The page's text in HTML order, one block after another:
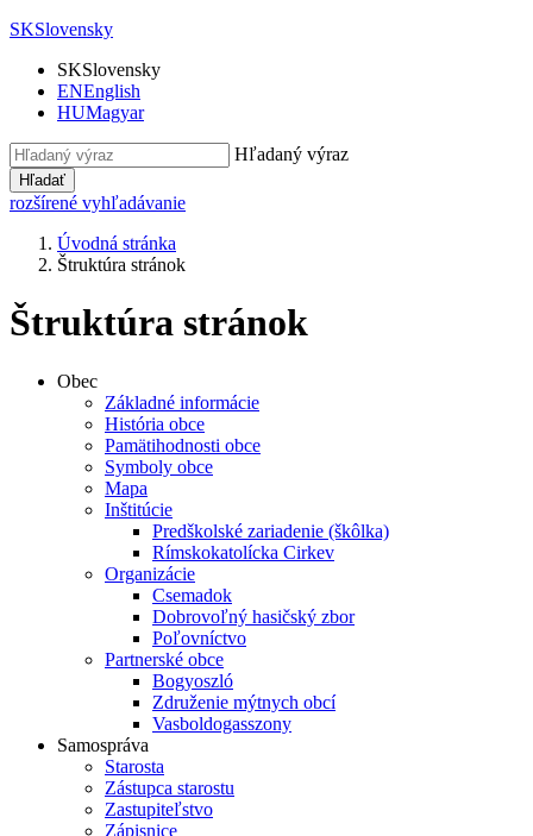
SKSlovensky
SKSlovensky
ENEnglish
HUMagyar
Hľadaný výraz
Hľadať
rozšírené vyhľadávanie
Úvodná stránka
Štruktúra stránok
Štruktúra stránok
Obec
Základné informácie
História obce
Pamätihodnosti obce
Symboly obce
Mapa
Inštitúcie
Predškolské zariadenie (škôlka)
Rímskokatolícka Cirkev
Organizácie
Csemadok
Dobrovoľný hasičský zbor
Poľovníctvo
Partnerské obce
Bogyoszló
Združenie mýtnych obcí
Vasboldogasszony
Samospráva
Starosta
Zástupca starostu
Zastupiteľstvo
Zápisnice